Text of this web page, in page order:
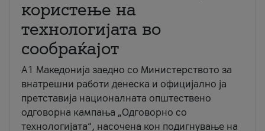
користење на
технологијата во
сообраќајот
A1 Македонија заедно со Министерството за
внатрешни работи денеска и официјално ја
претставија националната општествено
одговорна кампања „Одговорно со
технологијата“, насочена кон подигнување на